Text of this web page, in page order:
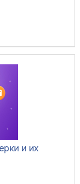
и их